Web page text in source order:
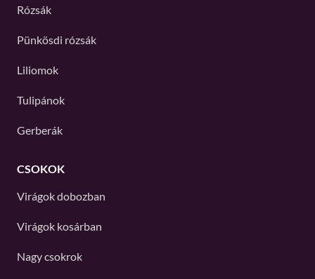
Rózsák
Pünkösdi rózsák
Liliomok
Tulipánok
Gerberák
CSOKOK
Virágok dobozban
Virágok kosárban
Nagy csokrok